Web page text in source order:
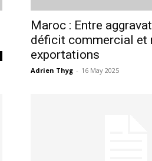
Maroc : Entre
déficit commercial et
exportations
Adrien Thyg - 16 May 2025